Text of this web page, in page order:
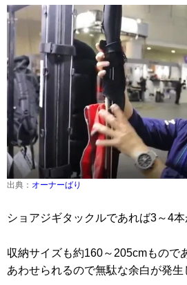
出典： オーナーばり
ショアジギタックルであれば3～4本
収納サイズも約160～205cmもので
あわせられるので無駄な余白が発生